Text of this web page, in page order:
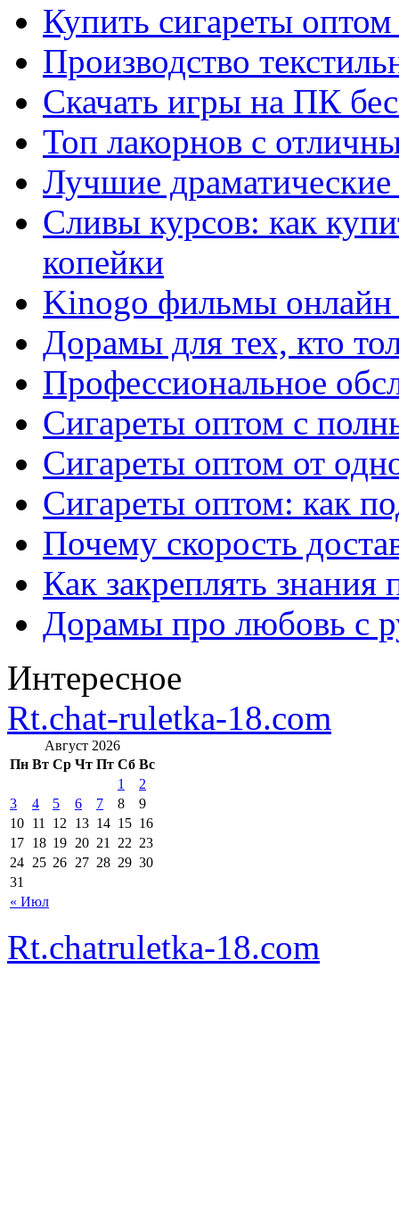
Купить сигареты
Производство
Скачать игры на ПК
Топ лакорнов с
Лучшие
Сливы курсов: как
копейки
Kinogo фильмы онлайн
Дорамы для тех, кто
Профессиональное
Сигареты оптом с
Сигареты оптом от
Сигареты оптом: как
Почему скорость
Как закреплять знания
Дорамы про любовь с
Интересное
Rt.chat-ruletka-18.com
Август 2026
Пн Вт Ср Чт Пт Сб Вс
« Июл
1
2
3
4 5 6 7 8
9
10 11 12 13 14 15 16
17 18 19 20 21 22 23
24 25 26 27 28 29 30
31
Rt.chatruletka-18.com